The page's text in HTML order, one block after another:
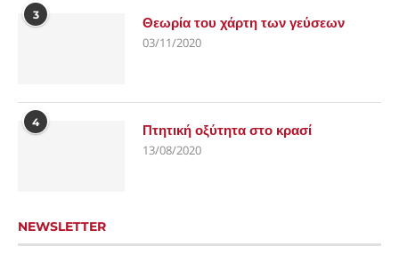
3 Θεωρία του χάρτη των γεύσεων
03/11/2020
4 Πτητική οξύτητα στο κρασί
13/08/2020
NEWSLETTER